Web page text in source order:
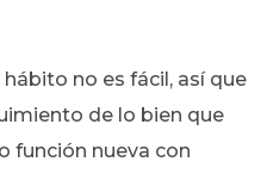
no es fácil, así que
de lo bien que
función nueva con